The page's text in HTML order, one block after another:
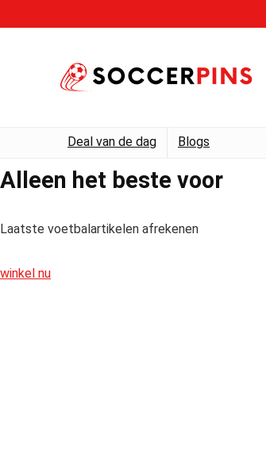
Deal van de dag Blogs
Alleen het beste voor
Laatste voetbalartikelen afrekenen
winkel nu